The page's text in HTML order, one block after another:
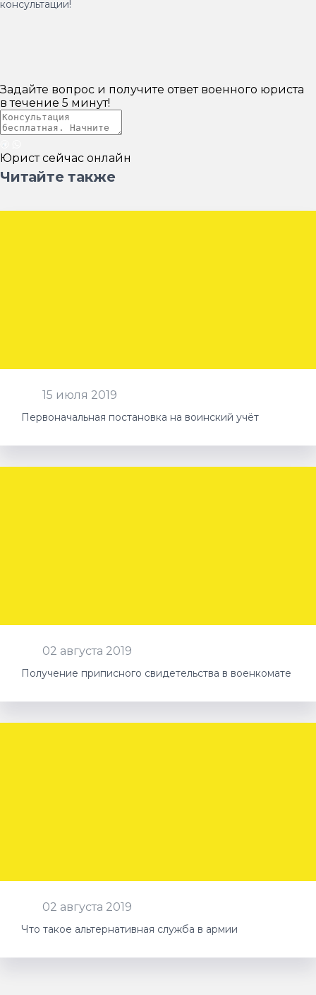
консультации!
Задайте вопрос и получите ответ военного юриста
в течение 5 минут!
Юрист сейчас онлайн
Читайте также
15 июля 2019
Первоначальная постановка на воинский учёт
02 августа 2019
Получение приписного свидетельства в военкомате
02 августа 2019
Что такое альтернативная служба в армии